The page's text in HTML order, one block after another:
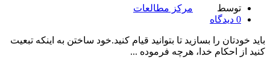
توسط
مرکز مطالعات
0 دیدگاه
باید خودتان را بسازید تا بتوانید قیام کنید.خود ساختن به اینکه تبعیت
کنید از احکام خدا، هرچه فرموده ...